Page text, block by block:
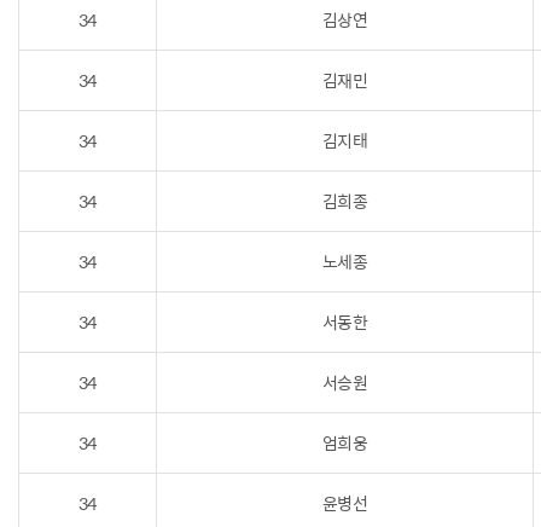
34 김상연
34 김재민
34 김지태
34 김희종
34 노세종
34 서동한
34 서승원
34 엄희웅
34 윤병선